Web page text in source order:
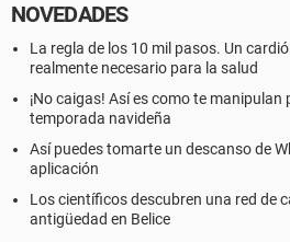
NOVEDADES
La regla de los 10 mil pasos. Un
realmente necesario para la salud
¡No caigas! Así es como te
temporada navideña
Así puedes tomarte un descanso de
aplicación
Los científicos descubren una red de
antigüedad en Belice